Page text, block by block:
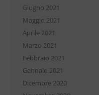
Giugno 2021
Maggio 2021
Aprile 2021
Marzo 2021
Febbraio 2021
Gennaio 2021
Dicembre 2020